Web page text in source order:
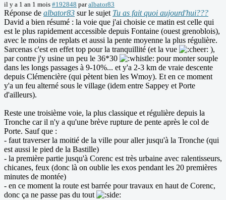
il y a 1 an 1 mois #192848 paralbator83
Réponse de albator83 sur le sujet Tu as fait quoi aujourd'hui???
David a bien résumé : la voie que j'ai choisie ce matin est celle qui
est le plus rapidement accessible depuis Fontaine (ouest grenoblois),
avec le moins de replats et aussi la pente moyenne la plus régulière.
Sarcenas c'est en effet top pour la tranquillité (et la vue
),
par contre j'y usine un peu le 36*30
pour monter souple
dans les longs passages à 9-10%... et y'a 2-3 km de vraie descente
depuis Clémencière (qui pètent bien les Wmoy). Et en ce moment
y'a un feu alterné sous le village (idem entre Sappey et Porte
d'ailleurs).
Reste une troisième voie, la plus classique et régulière depuis la
Tronche car il n'y a qu'une brève rupture de pente après le col de
Porte. Sauf que :
- faut traverser la moitié de la ville pour aller jusqu'à la Tronche (qui
est aussi le pied de la Bastille)
- la première partie jusqu'à Corenc est très urbaine avec ralentisseurs,
chicanes, feux (donc là on oublie les exos pendant les 20 premières
minutes de montée)
- en ce moment la route est barrée pour travaux en haut de Corenc,
donc ça ne passe pas du tout